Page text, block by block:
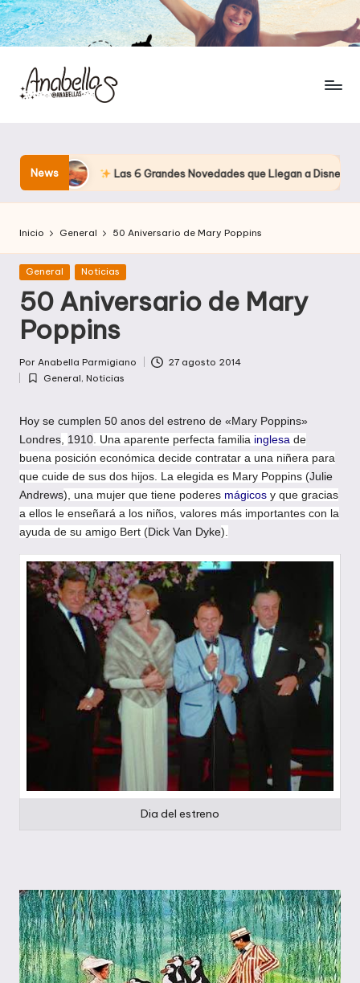
News
Las 6 Grandes Novedades que Llegan a Disney en los Próximos
Inicio General 50 Aniversario de Mary Poppins
Publicada
General Noticias
50 Aniversario de Mary
Poppins
Publicado
por
Por Anabella Parmigiano 27 agosto 2014
Publicada
General, Noticias
Hoy se cumplen 50 anos del estreno de «Mary Poppins»
Londres 1910 . Una aparente perfecta familia inglesa de
buena posición económica decide contratar a una niñera para
que cuide de sus dos hijos. La elegida es Mary Poppins (Julie
Andrews), una mujer que tiene poderes mágicos y que gracias
a ellos le enseñará a los niños, valores más importantes con la
ayuda de su amigo Bert (Dick Van Dyke).
Dia del estreno